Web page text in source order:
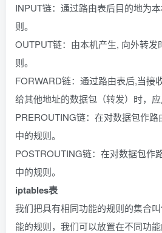
INPUT链：通过路由表后目的地为
则。
OUTPUT链：由本机产生, 向外转发
则。
FORWARD链：通过路由表后,当接
给其他地址的数据包（转发）时，应
PREROUTING链：在对数据包作
中的规则。
POSTROUTING链：在对数据包作
中的规则。
iptables表
我们把具有相同功能的规则的集合
能的规则，我们可以放置在不同功能